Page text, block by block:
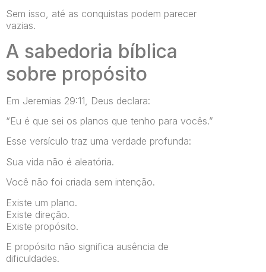
Sem isso, até as conquistas podem parecer
vazias.
A sabedoria bíblica
sobre propósito
Em Jeremias 29:11, Deus declara:
“Eu é que sei os planos que tenho para vocês.”
Esse versículo traz uma verdade profunda:
Sua vida não é aleatória.
Você não foi criada sem intenção.
Existe um plano.
Existe direção.
Existe propósito.
E propósito não significa ausência de
dificuldades.